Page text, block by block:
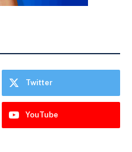
Twitter
YouTube